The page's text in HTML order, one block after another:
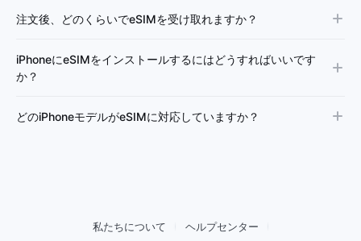
注文後、どのくらいでeSIMを受け取れますか？
iPhoneにeSIMをインストールするにはどうすればいいです
か？
どのiPhoneモデルがeSIMに対応していますか？
私たちについて
ヘルプセンター